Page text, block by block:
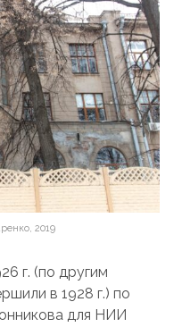
2019
г. (по другим
в 1928 г.) по
для НИИ